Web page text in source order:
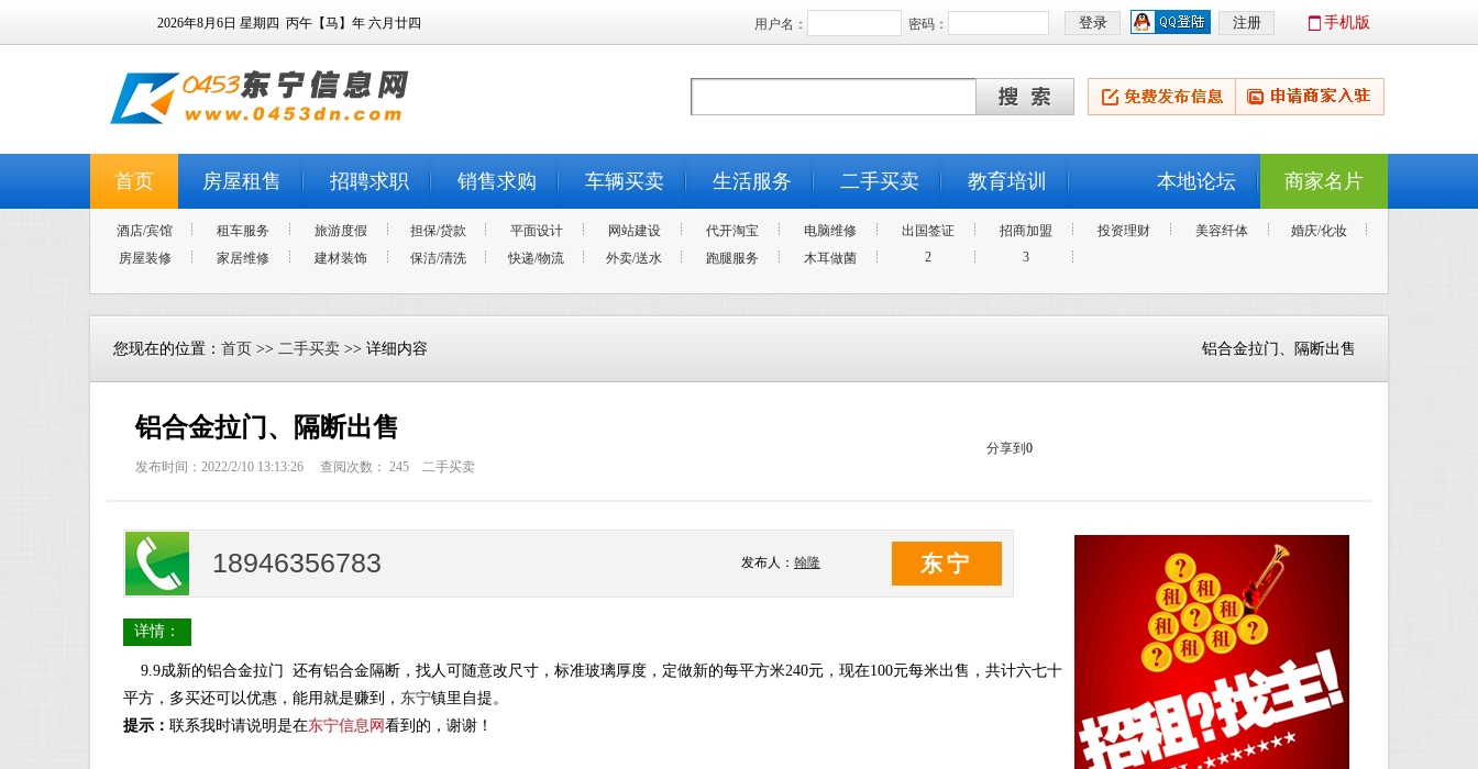
2026年8月6日 星期四 丙午【马】年 六月廿四 用户名： 密码： 手机版
首页 房屋租售 招聘求职 销售求购 车辆买卖 生活服务 二手买卖 教育培训 商家名片
本地论坛
酒店/宾馆 租车服务 旅游度假 担保/贷款 平面设计 网站建设 代开淘宝 电脑维修 出国签证 招商加盟 投资理财 美容纤体
婚庆/化妆
房屋装修
家居维修 建材装饰 保洁/清洗 快递/物流 外卖/送水 跑腿服务 木耳做菌 2 3
铝合金拉门、隔断出售
您现在的位置： 首页 >> 二手买卖 >> 详细内容
铝合金拉门、隔断出售
发布时间：2022/2/10 13:13:26 查阅次数： 245 二手买卖
分享到 0
18946356783 发布人： 翰隆 东宁
详情：
9.9成新的铝合金拉门 还有铝合金隔断，找人可随意改尺寸，标准玻璃厚度，定做新的每平方米240元，现在100元每米出售，共计六七十
平方，多买还可以优惠，能用就是赚到， 东宁镇里自提。
提示： 联系我时请说明是在东宁信息网 看到的，谢谢！